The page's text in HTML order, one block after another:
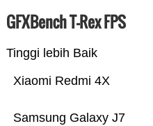
GFXBench T-Rex FPS
Tinggi lebih Baik
Samsung Galaxy J7
Xiaomi Redmi 4X